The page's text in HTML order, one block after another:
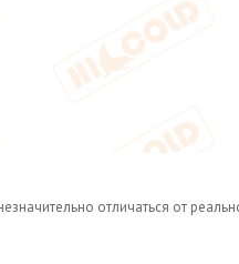
отличаться от